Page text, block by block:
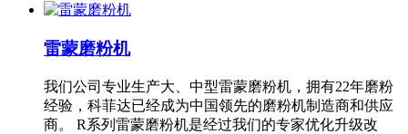
雷蒙磨粉机
我们公司专业生产大、中型雷蒙磨粉机，拥有22年磨粉
经验，科菲达已经成为中国领先的磨粉机制造商和供应
商。 R系列雷蒙磨粉机是经过我们的专家优化升级改